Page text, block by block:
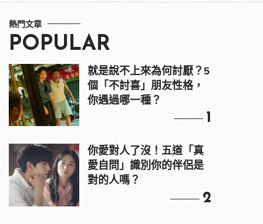
熱門文章
POPULAR
就是說不上來為何討厭？5
個「不討喜」朋友性格，
你遇過哪一種？
1
你愛對人了沒！五道「真
愛自問」識別你的伴侶是
對的人嗎？
2